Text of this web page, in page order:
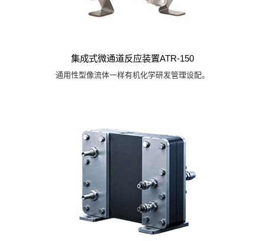
集成式微通道反应装置ATR-150
通用性型像流体一样有机化学研发管理设配。